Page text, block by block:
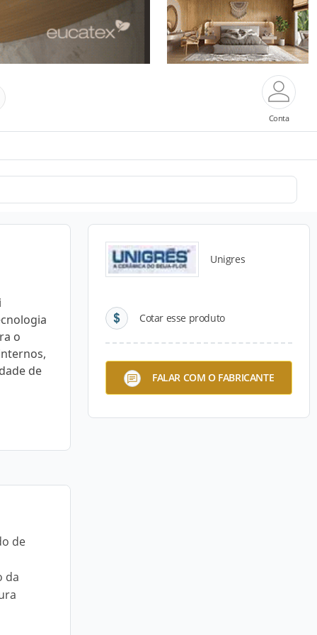
Conta
o
de
Unigres
Cotar esse produto
FALAR COM O FABRICANTE
de
da